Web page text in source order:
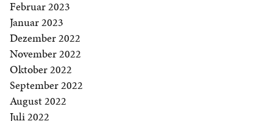
Februar 2023
Januar 2023
Dezember 2022
November 2022
Oktober 2022
September 2022
August 2022
Juli 2022